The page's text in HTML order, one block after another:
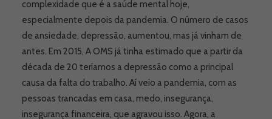
complexidade que é a saúde mental hoje,
especialmente depois da pandemia. O número de casos
de ansiedade, depressão, aumentou, mas já vinham de
antes. Em 2015, A OMS já tinha estimado que a partir da
década de 20 teríamos a depressão como a principal
causa da falta do trabalho. Aí veio a pandemia, com as
pessoas trancadas em casa, medo, insegurança,
insegurança financeira, que agravou isso. Agora, a